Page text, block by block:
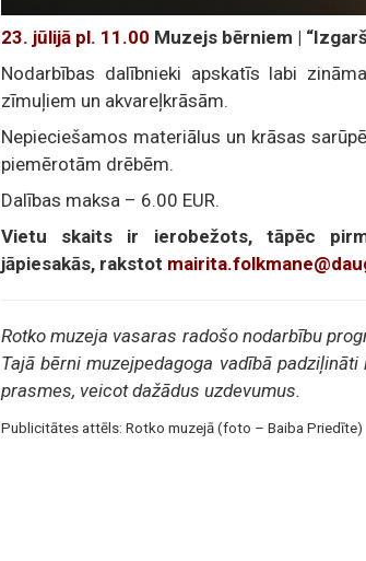
23. jūlijā pl. 11.00 Muzejs bērniem |
Nodarbības dalībnieki apskatīs labi
zīmuļiem un akvareļkrāsām.
Nepieciešamos materiālus un krāsas
piemērotām drēbēm.
Dalības maksa – 6.00 EUR.
Vietu skaits ir ierobežots, tāpēc
jāpiesakās, rakstot
Rotko muzeja vasaras radošo nodarbību
Tajā bērni muzejpedagoga vadībā
prasmes, veicot dažādus uzdevumus.
Publicitātes attēls: Rotko muzejā (foto – Baiba Priedīte)